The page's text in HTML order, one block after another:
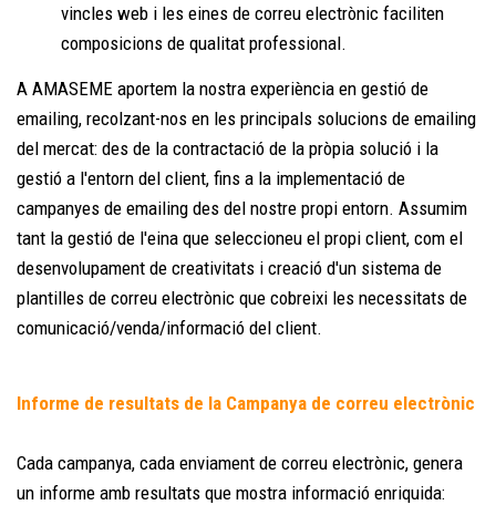
vincles web i les eines de correu electrònic faciliten
composicions de qualitat professional.
A AMASEME aportem la nostra experiència en gestió de
emailing, recolzant-nos en les principals solucions de emailing
del mercat: des de la contractació de la pròpia solució i la
gestió a l'entorn del client, fins a la implementació de
campanyes de emailing des del nostre propi entorn. Assumim
tant la gestió de l'eina que seleccioneu el propi client, com el
desenvolupament de creativitats i creació d'un sistema de
plantilles de correu electrònic que cobreixi les necessitats de
comunicació/venda/informació del client.
Informe de resultats de la Campanya de correu electrònic
Cada campanya, cada enviament de correu electrònic, genera
un informe amb resultats que mostra informació enriquida: